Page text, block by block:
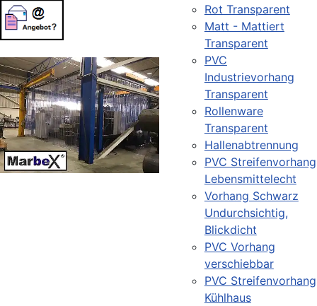
Rot Transparent
Matt - Mattiert
Transparent
PVC
Industrievorhang
Transparent
Rollenware
Transparent
Hallenabtrennung
PVC Streifenvorhang
Lebensmittelecht
Vorhang Schwarz
Undurchsichtig,
Blickdicht
PVC Vorhang
verschiebbar
PVC Streifenvorhang
Kühlhaus